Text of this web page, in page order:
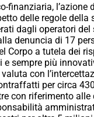
finanziaria, l’azione
delle regole della
dagli operatori
denuncia di 17
Corpo a tutela dei
e sempre più
con
per circa
con riferimento